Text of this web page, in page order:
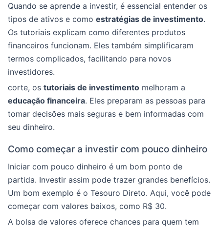
Quando se aprende a investir, é essencial entender os
tipos de ativos e como estratégias de investimento.
Os tutoriais explicam como diferentes produtos
financeiros funcionam. Eles também simplificaram
termos complicados, facilitando para novos
investidores.
corte, os tutoriais de investimento melhoram a
educação financeira. Eles preparam as pessoas para
tomar decisões mais seguras e bem informadas com
seu dinheiro.
Como começar a investir com pouco dinheiro
Iniciar com pouco dinheiro é um bom ponto de
partida. Investir assim pode trazer grandes benefícios.
Um bom exemplo é o Tesouro Direto. Aqui, você pode
começar com valores baixos, como R$ 30.
A bolsa de valores oferece chances para quem tem